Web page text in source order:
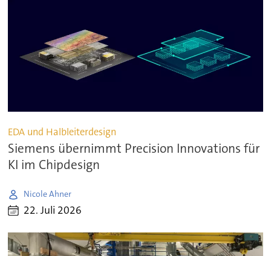
EDA und Halbleiterdesign
Siemens übernimmt Precision Innovations für
KI im Chipdesign
Nicole Ahner
22. Juli 2026